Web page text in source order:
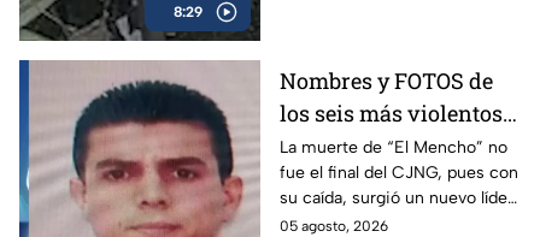
8:29
Nombres y FOTOS de
los seis más violentos
del CJNG tras muerte
de "El Mencho": ¿qué
hace cada uno?
La muerte de “El Mencho” no
fue el final del CJNG, pues con
su caída, surgió un nuevo líder
y junto con él, otros sujetos
05 agosto, 2026